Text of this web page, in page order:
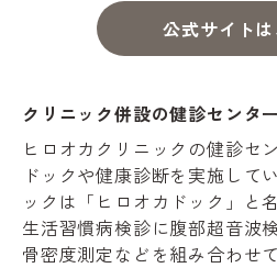
公式サイトは
クリニック併設の健診センタ
ヒロオカクリニックの健診セ
ドックや健康診断を実施して
ックは「ヒロオカドック」と
生活習慣病検診に腹部超音波
骨密度測定などを組み合わせ